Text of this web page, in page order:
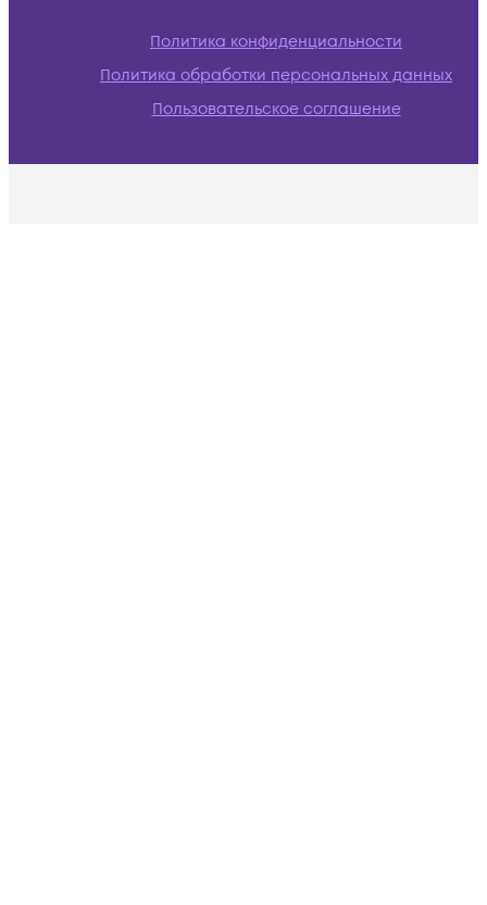
Политика конфиденциальности
Политика обработки персональных данных
Пользовательское соглашение